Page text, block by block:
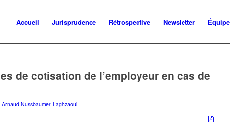
Accueil Jurisprudence Rétrospective Newsletter Équipe
de cotisation de l’employeur en cas de
Arnaud Nussbaumer-Laghzaoui